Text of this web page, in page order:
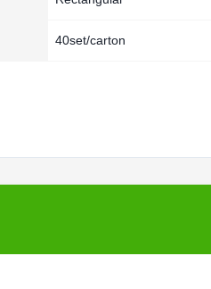
40set/carton